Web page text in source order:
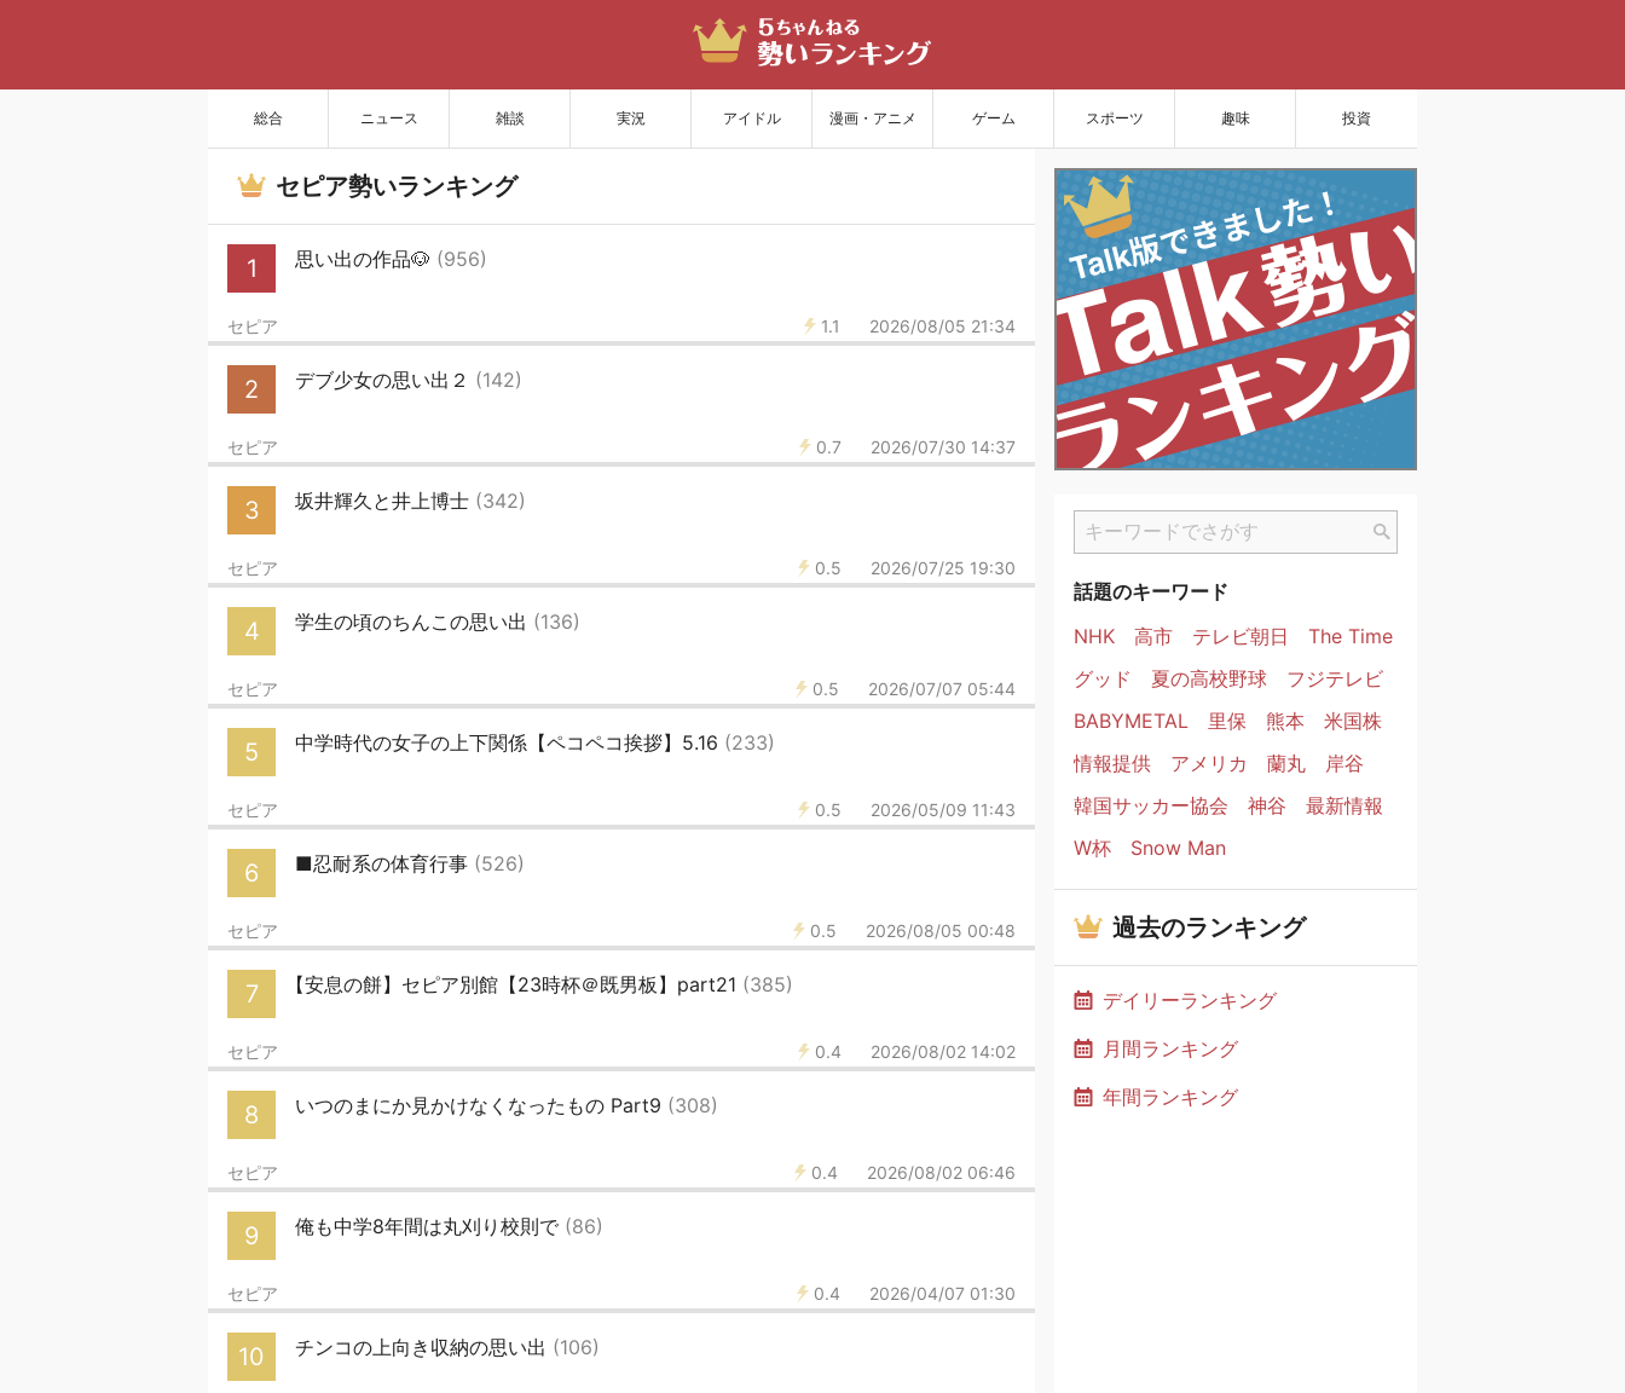
総合 ニュース 雑談 実況 アイドル 漫画・アニメ ゲーム スポーツ 趣味 投資
セピア勢いランキング
1 思い出の作品🐶 (956)
1.1 2026/08/05 21:34
セピア
2 デブ少女の思い出２ (142)
0.7 2026/07/30 14:37
セピア
3 坂井輝久と井上博士 (342)
0.5 2026/07/25 19:30
セピア
4 学生の頃のちんこの思い出 (136)
0.5 2026/07/07 05:44
セピア
5 中学時代の女子の上下関係【ペコペコ挨拶】5.16 (233)
0.5 2026/05/09 11:43
セピア
6 ■忍耐系の体育行事 (526)
0.5 2026/08/05 00:48
セピア
7 【安息の餅】セピア別館【23時杯＠既男板】part21 (385)
0.4 2026/08/02 14:02
セピア
8 いつのまにか見かけなくなったもの Part9 (308)
0.4 2026/08/02 06:46
セピア
9 俺も中学8年間は丸刈り校則で (86)
0.4 2026/04/07 01:30
セピア
10 チンコの上向き収納の思い出 (106)
話題のキーワード
NHK
高市 テレビ朝日
The Time
グッド
夏の高校野球
フジテレビ
BABYMETAL
里保 熊本
米国株
情報提供
アメリカ 蘭丸
岸谷
韓国サッカー協会
神谷
最新情報
W杯
Snow Man
過去のランキング
デイリーランキング
月間ランキング
年間ランキング